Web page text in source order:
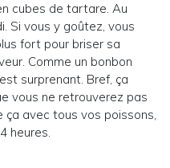
cubes de tartare. Au
Si vous y goûtez, vous
fort pour briser sa
Comme un bonbon
surprenant. Bref, ça
vous ne retrouverez pas
ça avec tous vos poissons,
heures.